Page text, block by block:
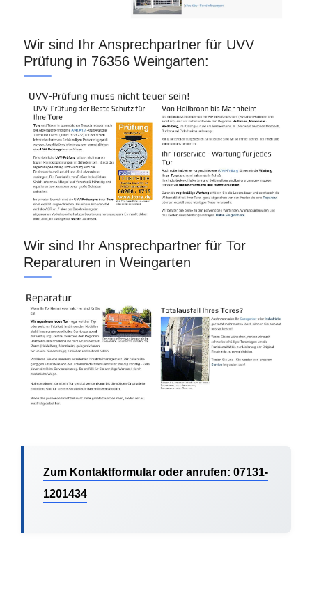
Wir sind Ihr Ansprechpartner für UVV
Prüfung in 76356 Weingarten:
Wir sind Ihr Ansprechpartner für Tor
Reparaturen in Weingarten
Zum Kontaktformular oder anrufen: 07131-
1201434